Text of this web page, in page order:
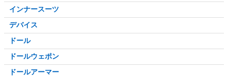
インナースーツ
デバイス
ドール
ドールウェポン
ドールアーマー